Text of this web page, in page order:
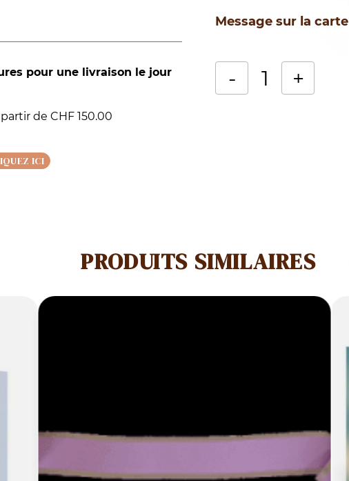
pour une livraison le jour
de CHF 150.00
ICI
Message sur la carte
- +
PRODUITS SIMILAIRES